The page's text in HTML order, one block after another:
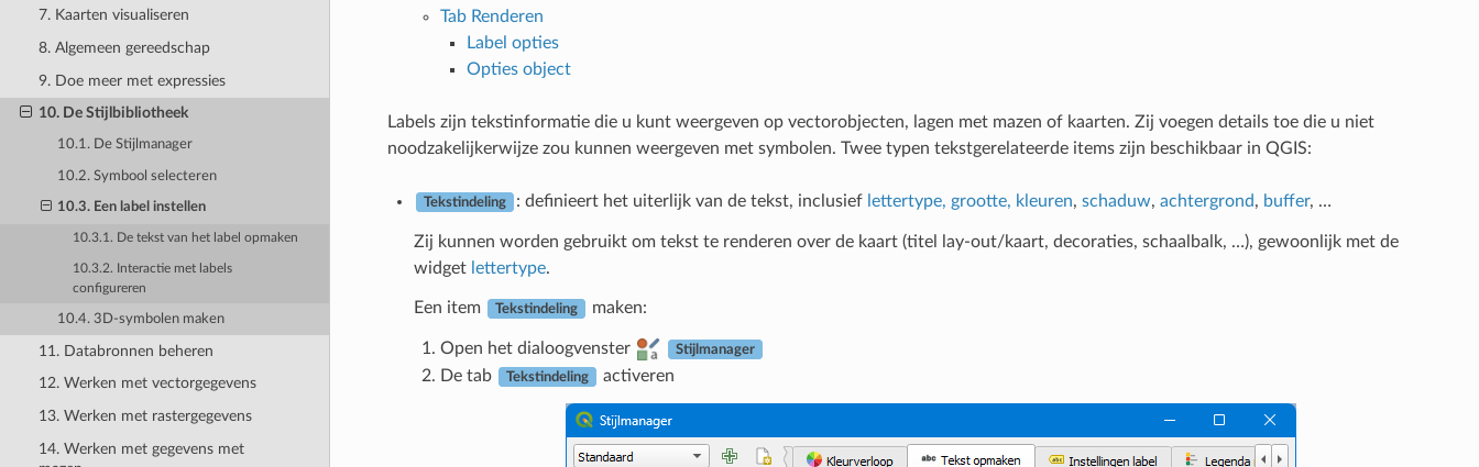
7. Kaarten visualiseren
8. Algemeen gereedschap
9. Doe meer met expressies
10. De Stijlbibliotheek
10.1. De Stijlmanager
10.2. Symbool selecteren
10.3. Een label instellen
10.3.1. De tekst van het label opmaken
10.3.2. Interactie met labels
configureren
10.4. 3D-symbolen maken
11. Databronnen beheren
12. Werken met vectorgegevens
13. Werken met rastergegevens
14. Werken met gegevens met
Tab Renderen
Label opties
Opties object
Labels zijn tekstinformatie die u kunt weergeven op vectorobjecten, lagen met mazen of kaarten. Zij voegen details toe die u niet
noodzakelijkerwijze zou kunnen weergeven met symbolen. Twee typen tekstgerelateerde items zijn beschikbaar in QGIS:
Tekstindeling : definieert het uiterlijk van de tekst, inclusief lettertype, grootte, kleuren, schaduw, achtergrond, buffer, …
Zij kunnen worden gebruikt om tekst te renderen over de kaart (titel lay-out/kaart, decoraties, schaalbalk, …), gewoonlijk met de
widget lettertype.
Een item Tekstindeling maken:
Open het dialoogvenster Stijlmanager
De tab Tekstindeling activeren